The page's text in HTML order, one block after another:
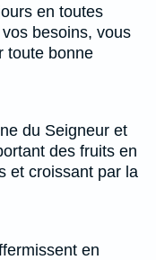
en toutes
besoins, vous
toute bonne
du Seigneur et
des fruits en
et croissant par la
en